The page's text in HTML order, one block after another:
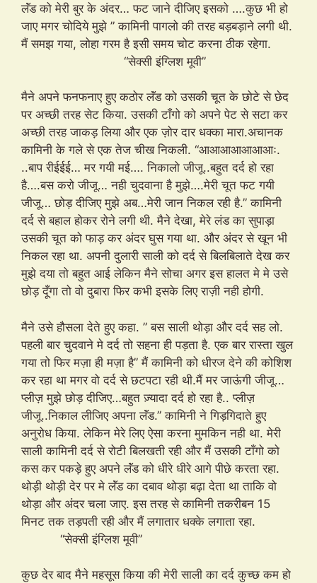
लॅंड को मेरी बुर के अंदर… फट जाने दीजिए इसको ….कुछ भी हो
जाए मगर चोदिये मुझे ” कामिनी पागलो की तरह बड़बड़ाने लगी थी.
मैं समझ गया, लोहा गरम है इसी समय चोट करना ठीक रहेगा.
“सेक्सी इंग्लिश मूवी”
मैने अपने फनफनाए हुए कठोर लॅंड को उसकी चूत के छोटे से छेद
पर अच्छी तरह सेट किया. उसकी टाँगो को अपने पेट से सटा कर
अच्छी तरह जाकड़ लिया और एक ज़ोर दार धक्का मारा.अचानक
कामिनी के गले से एक तेज चीख निकली. “आआआआआआआः.
..बाप रीईईई… मर गयी मई…. निकालो जीजू..बहुत दर्द हो रहा
है….बस करो जीजू… नही चुदवाना है मुझे….मेरी चूत फट गयी
जीजू… छोड़ दीजिए मुझे अब…मेरी जान निकल रही है.” कामिनी
दर्द से बहाल होकर रोने लगी थी. मैने देखा, मेरे लंड का सुपाड़ा
उसकी चूत को फाड़ कर अंदर घुस गया था. और अंदर से खून भी
निकल रहा था. अपनी दुलारी साली को दर्द से बिलबिलाते देख कर
मुझे दया तो बहुत आई लेकिन मैने सोचा अगर इस हालत मे मे उसे
छोड़ दूँगा तो वो दुबारा फिर कभी इसके लिए राज़ी नही होगी.
मैने उसे हौसला देते हुए कहा. ” बस साली थोड़ा और दर्द सह लो.
पहली बार चुदवाने मे दर्द तो सहना ही पड़ता है. एक बार रास्ता खुल
गया तो फिर मज़ा ही मज़ा है” मैं कामिनी को धीरज देने की कोशिश
कर रहा था मगर वो दर्द से छटपटा रही थी.मैं मर जाऊंगी जीजू…
प्लीज़ मुझे छोड़ दीजिए…बहुत ज़्यादा दर्द हो रहा है.. प्लीज़
जीजू..निकाल लीजिए अपना लॅंड.” कामिनी ने गिड़गिदाते हुए
अनुरोध किया. लेकिन मेरे लिए ऐसा करना मुमकिन नही था. मेरी
साली कामिनी दर्द से रोटी बिलखती रही और मैं उसकी टाँगो को
कस कर पकड़े हुए अपने लॅंड को धीरे धीरे आगे पीछे करता रहा.
थोड़ी थोड़ी देर पर मे लॅंड का दबाव थोड़ा बढ़ा देता था ताकि वो
थोड़ा और अंदर चला जाए. इस तरह से कामिनी तकरीबन 15
मिनट तक तड़पती रही और मैं लगातार धक्के लगाता रहा.
“सेक्सी इंग्लिश मूवी”
कुछ देर बाद मैने महसूस किया की मेरी साली का दर्द कुच्छ कम हो